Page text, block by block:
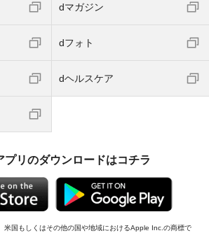
dマガジン
dフォト
dヘルスケア
プリのダウンロードはコチラ
国もしくはその他の国や地域におけるApple Inc.の商標で